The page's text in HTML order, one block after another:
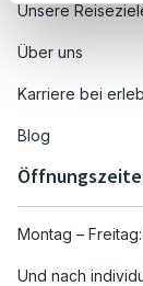
Unsere
Über uns
Karriere bei
Blog
Montag –
Und nach